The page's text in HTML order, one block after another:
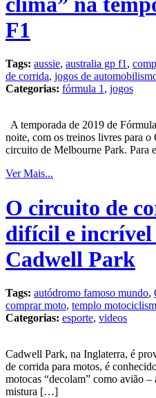
F1
Tags: aussie, australia gp f1 ,
de corrida, jogos de
Categorias: fórmula 1 , jogos
A temporada de 2019 de
noite, com os treinos livres para
circuito de Melbourne Park.
Ver Mais...
O circuito de
difícil e incrível
Cadwell Park
Tags: autódromo famoso mundo,
comprar moto, templo
Categorias: esporte, videos
Cadwell Park, na Inglaterra, é
de corrida para motos, é
motocas “decolam” como avião –
mistura […]